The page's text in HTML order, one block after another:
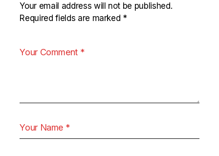
Your email address will not be published.
Required fields are marked *